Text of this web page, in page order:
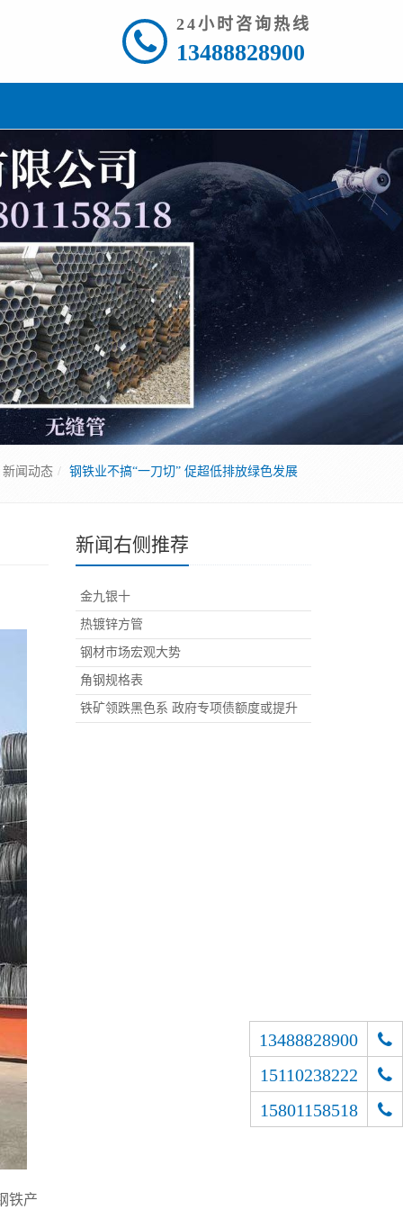
24小时咨询热线
13488828900
新闻动态 钢铁业不搞“一刀切” 促超低排放绿色发展
铁产
新闻右侧推荐
金九银十
热镀锌方管
钢材市场宏观大势
角钢规格表
铁矿领跌黑色系 政府专项债额度或提升
13488828900
15110238222
15801158518